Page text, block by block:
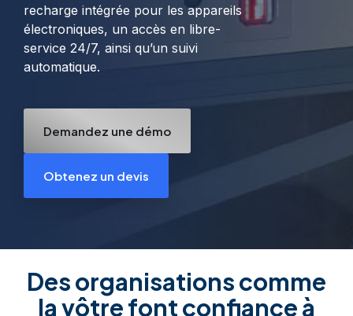
recharge intégrée pour les appareils
électroniques, un accès en libre-
service 24/7, ainsi qu’un suivi
automatique.
Demandez une démo
Obtenez un devis
Des organisations comme
la vôtre font confiance à